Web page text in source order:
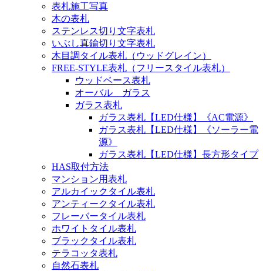
表札施工写真
木の表札
ステンレス切り文字表札
いぶし真鍮切り文字表札
木目調タイル表札（ウッドグレイン）
FREE-STYLE表札（フリースタイル表札）
ウッドベース表札
オーバル ガラス
ガラス表札
ガラス表札【LED仕様】《AC電源》
ガラス表札【LED仕様】《ソーラー電
源》
ガラス表札【LED仕様】長方形タイプ
HAS取付方法
マンション用表札
アルカイックタイル表札
アンティークタイル表札
フレーバータイル表札
ホワイトタイル表札
ブラックタイル表札
テラコッタ表札
自然石表札